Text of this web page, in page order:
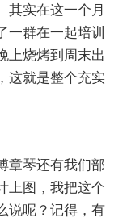
其实在这一个月
一群在一起培训
上烧烤到周末出
这就是整个充实
琴还有我们部
上图，我把这个
说呢？记得，有